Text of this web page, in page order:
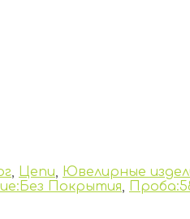
, Цепи, Ювелирные
Покрытия,